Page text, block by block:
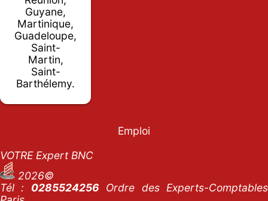
Guyane,
Martinique,
Guadeloupe,
Saint-
Martin,
Saint-
Barthélemy.
Emploi
VOTRE Expert BNC
2026©
Tél : 0285524256Ordre des Experts-Comptables